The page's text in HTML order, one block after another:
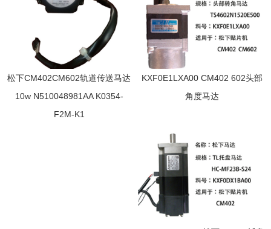
松下CM402CM602轨道传送马达
10w N510048981AA K0354-
F2M-K1
KXF0E1LXA00 CM402 602头部
角度马达